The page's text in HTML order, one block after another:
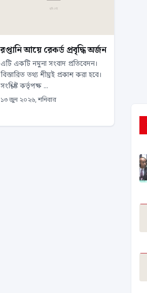
রপ্তানি আয়ে রেকর্ড প্রবৃদ্ধি অর্জন
এটি একটি নমুনা সংবাদ প্রতিবেদন।
বিস্তারিত তথ্য শীঘ্রই প্রকাশ করা হবে।
সংশ্লিষ্ট কর্তৃপক্ষ ...
১৩ জুন ২০২৬, শনিবার